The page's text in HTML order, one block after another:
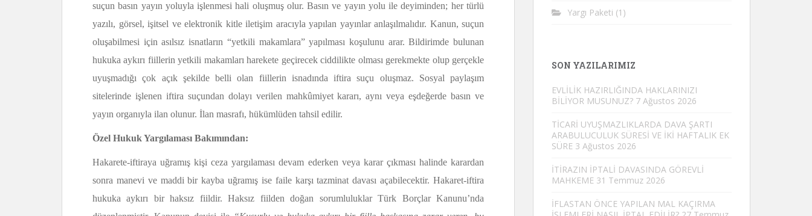
suçun basın yayın yoluyla işlenmesi hali oluşmuş olur. Basın ve yayın yolu ile deyiminden; her türlü
yazılı, görsel, işitsel ve elektronik kitle iletişim aracıyla yapılan yayınlar anlaşılmalıdır. Kanun, suçun
oluşabilmesi için asılsız isnatların “yetkili makamlara” yapılması koşulunu arar. Bildirimde bulunan
hukuka aykırı fiillerin yetkili makamları harekete geçirecek ciddilikte olması gerekmekte olup gerçekle
uyuşmadığı çok açık şekilde belli olan fiillerin isnadında iftira suçu oluşmaz. Sosyal paylaşım
sitelerinde işlenen iftira suçundan dolayı verilen mahkûmiyet kararı, aynı veya eşdeğerde basın ve
yayın organıyla ilan olunur. İlan masrafı, hükümlüden tahsil edilir.
Özel Hukuk Yargılaması Bakımından:
Hakarete-iftiraya uğramış kişi ceza yargılaması devam ederken veya karar çıkması halinde karardan
sonra manevi ve maddi bir kayba uğramış ise faile karşı tazminat davası açabilecektir. Hakaret-iftira
hukuka aykırı bir haksız fiildir. Haksız fiilden doğan sorumluluklar Türk Borçlar Kanunu’nda
Yargı Paketi (1)
SON YAZILARIMIZ
EVLİLİK HAZIRLIĞINDA HAKLARINIZI
BİLİYOR MUSUNUZ? 7 Ağustos 2026
TİCARİ UYUŞMAZLIKLARDA DAVA ŞARTI
ARABULUCULUK SÜRESİ VE İKİ HAFTALIK EK
SÜRE 3 Ağustos 2026
İTİRAZIN İPTALİ DAVASINDA GÖREVLİ
MAHKEME 31 Temmuz 2026
İFLASTAN ÖNCE YAPILAN MAL KAÇIRMA